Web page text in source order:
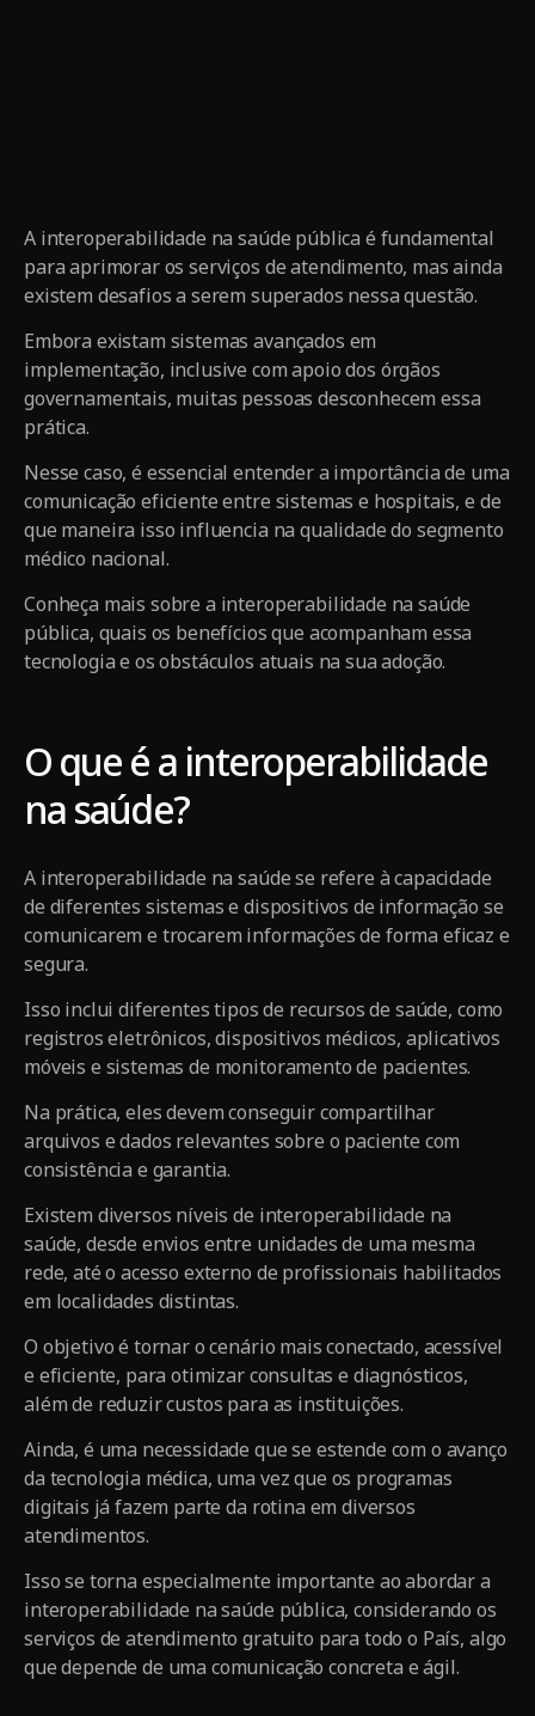
A interoperabilidade na saúde pública é fundamental
para aprimorar os serviços de atendimento, mas ainda
existem desafios a serem superados nessa questão.
Embora existam sistemas avançados em
implementação, inclusive com apoio dos órgãos
governamentais, muitas pessoas desconhecem essa
prática.
Nesse caso, é essencial entender a importância de uma
comunicação eficiente entre sistemas e hospitais, e de
que maneira isso influencia na qualidade do segmento
médico nacional.
Conheça mais sobre a interoperabilidade na saúde
pública, quais os benefícios que acompanham essa
tecnologia e os obstáculos atuais na sua adoção.
O que é a interoperabilidade
na saúde?
A interoperabilidade na saúde se refere à capacidade
de diferentes sistemas e dispositivos de informação se
comunicarem e trocarem informações de forma eficaz e
segura.
Isso inclui diferentes tipos de recursos de saúde, como
registros eletrônicos, dispositivos médicos, aplicativos
móveis e sistemas de monitoramento de pacientes.
Na prática, eles devem conseguir compartilhar
arquivos e dados relevantes sobre o paciente com
consistência e garantia.
Existem diversos níveis de interoperabilidade na
saúde, desde envios entre unidades de uma mesma
rede, até o acesso externo de profissionais habilitados
em localidades distintas.
O objetivo é tornar o cenário mais conectado, acessível
e eficiente, para otimizar consultas e diagnósticos,
além de reduzir custos para as instituições.
Ainda, é uma necessidade que se estende com o avanço
da tecnologia médica, uma vez que os programas
digitais já fazem parte da rotina em diversos
atendimentos.
Isso se torna especialmente importante ao abordar a
interoperabilidade na saúde pública, considerando os
serviços de atendimento gratuito para todo o País, algo
que depende de uma comunicação concreta e ágil.